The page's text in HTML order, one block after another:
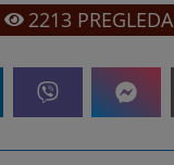
2213PREGLEDA